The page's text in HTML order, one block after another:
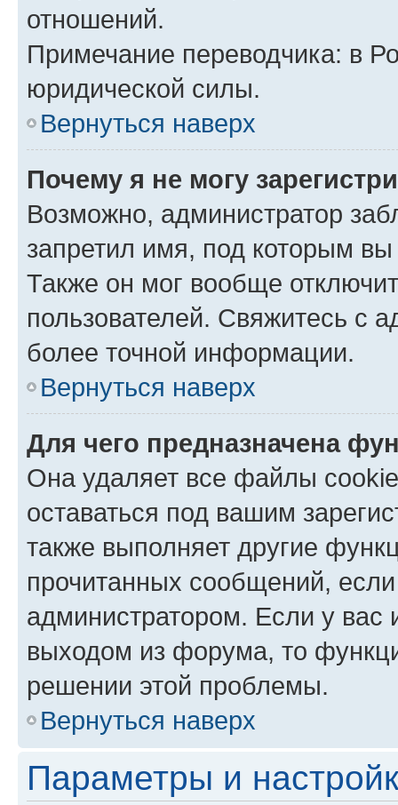
отношений.
Примечание переводчика: в
юридической силы.
Вернуться наверх
Почему я не могу
Возможно, администратор
запретил имя, под которым вы
Также он мог вообще
пользователей. Свяжитесь с
более точной информации.
Вернуться наверх
Для чего предназначена
Она удаляет все файлы
оставаться под вашим
также выполняет другие
прочитанных сообщений,
администратором. Если у
выходом из форума, то
решении этой проблемы.
Вернуться наверх
Параметры и